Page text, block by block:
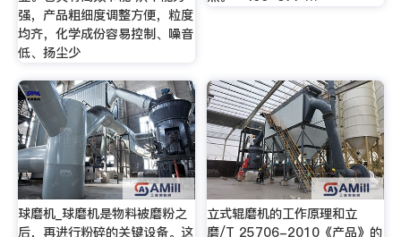
强，产品粗细度调整方便，粒度
均齐，化学成份容易控制、噪音
低、扬尘少
球磨机_球磨机是物料被磨粉之
后，再进行粉碎的关键设备。这
立式辊磨机的工作原理和立
磨/T 25706-2010《产品》的